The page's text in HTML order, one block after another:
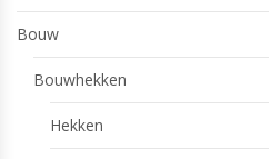
Bouw
Bouwhekken
Hekken